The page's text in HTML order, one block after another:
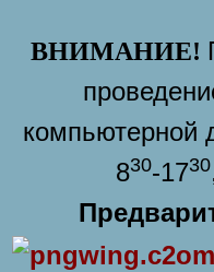
ВНИМАНИЕ!
компьютерной
830-1730